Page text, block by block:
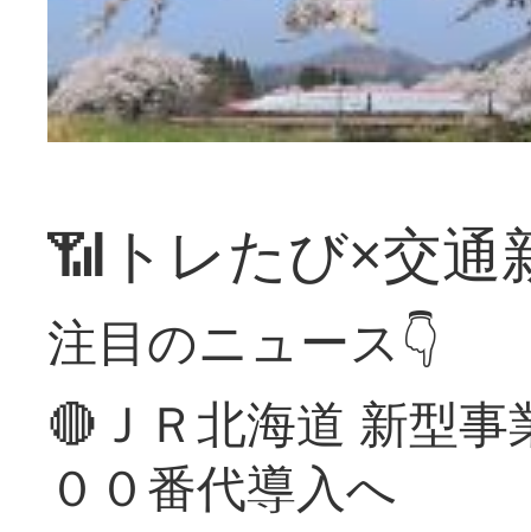
📶トレたび×交通
注目のニュース👇
🔴ＪＲ北海道 新型
００番代導入へ